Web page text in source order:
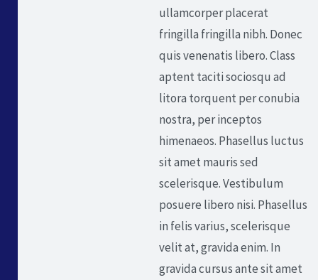
ullamcorper placerat
fringilla fringilla nibh. Donec
quis venenatis libero. Class
aptent taciti sociosqu ad
litora torquent per conubia
nostra, per inceptos
himenaeos. Phasellus luctus
sit amet mauris sed
scelerisque. Vestibulum
posuere libero nisi. Phasellus
in felis varius, scelerisque
velit at, gravida enim. In
gravida cursus ante sit amet